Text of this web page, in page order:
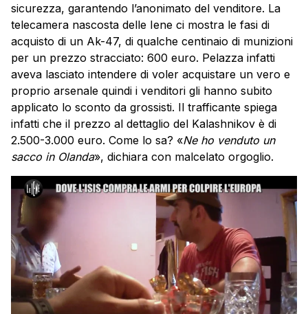
sicurezza, garantendo l’anonimato del venditore. La
telecamera nascosta delle Iene ci mostra le fasi di
acquisto di un Ak-47, di qualche centinaio di munizioni
per un prezzo stracciato: 600 euro. Pelazza infatti
aveva lasciato intendere di voler acquistare un vero e
proprio arsenale quindi i venditori gli hanno subito
applicato lo sconto da grossisti. Il trafficante spiega
infatti che il prezzo al dettaglio del Kalashnikov è di
2.500-3.000 euro. Come lo sa? «Ne ho venduto un
sacco in Olanda», dichiara con malcelato orgoglio.